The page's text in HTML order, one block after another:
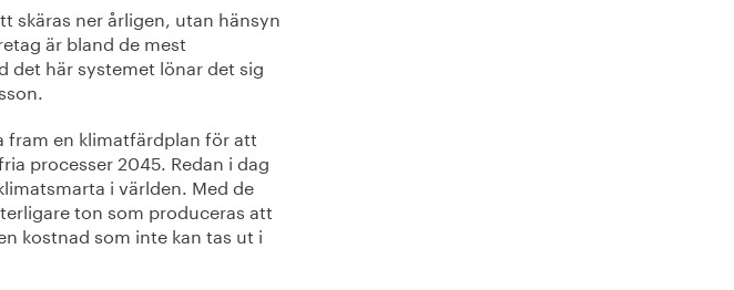
skäras ner årligen, utan hänsyn
är bland de mest
det här systemet lönar det sig
fram en klimatfärdplan för att
processer 2045. Redan i dag
i världen. Med de
ton som produceras att
kostnad som inte kan tas ut i